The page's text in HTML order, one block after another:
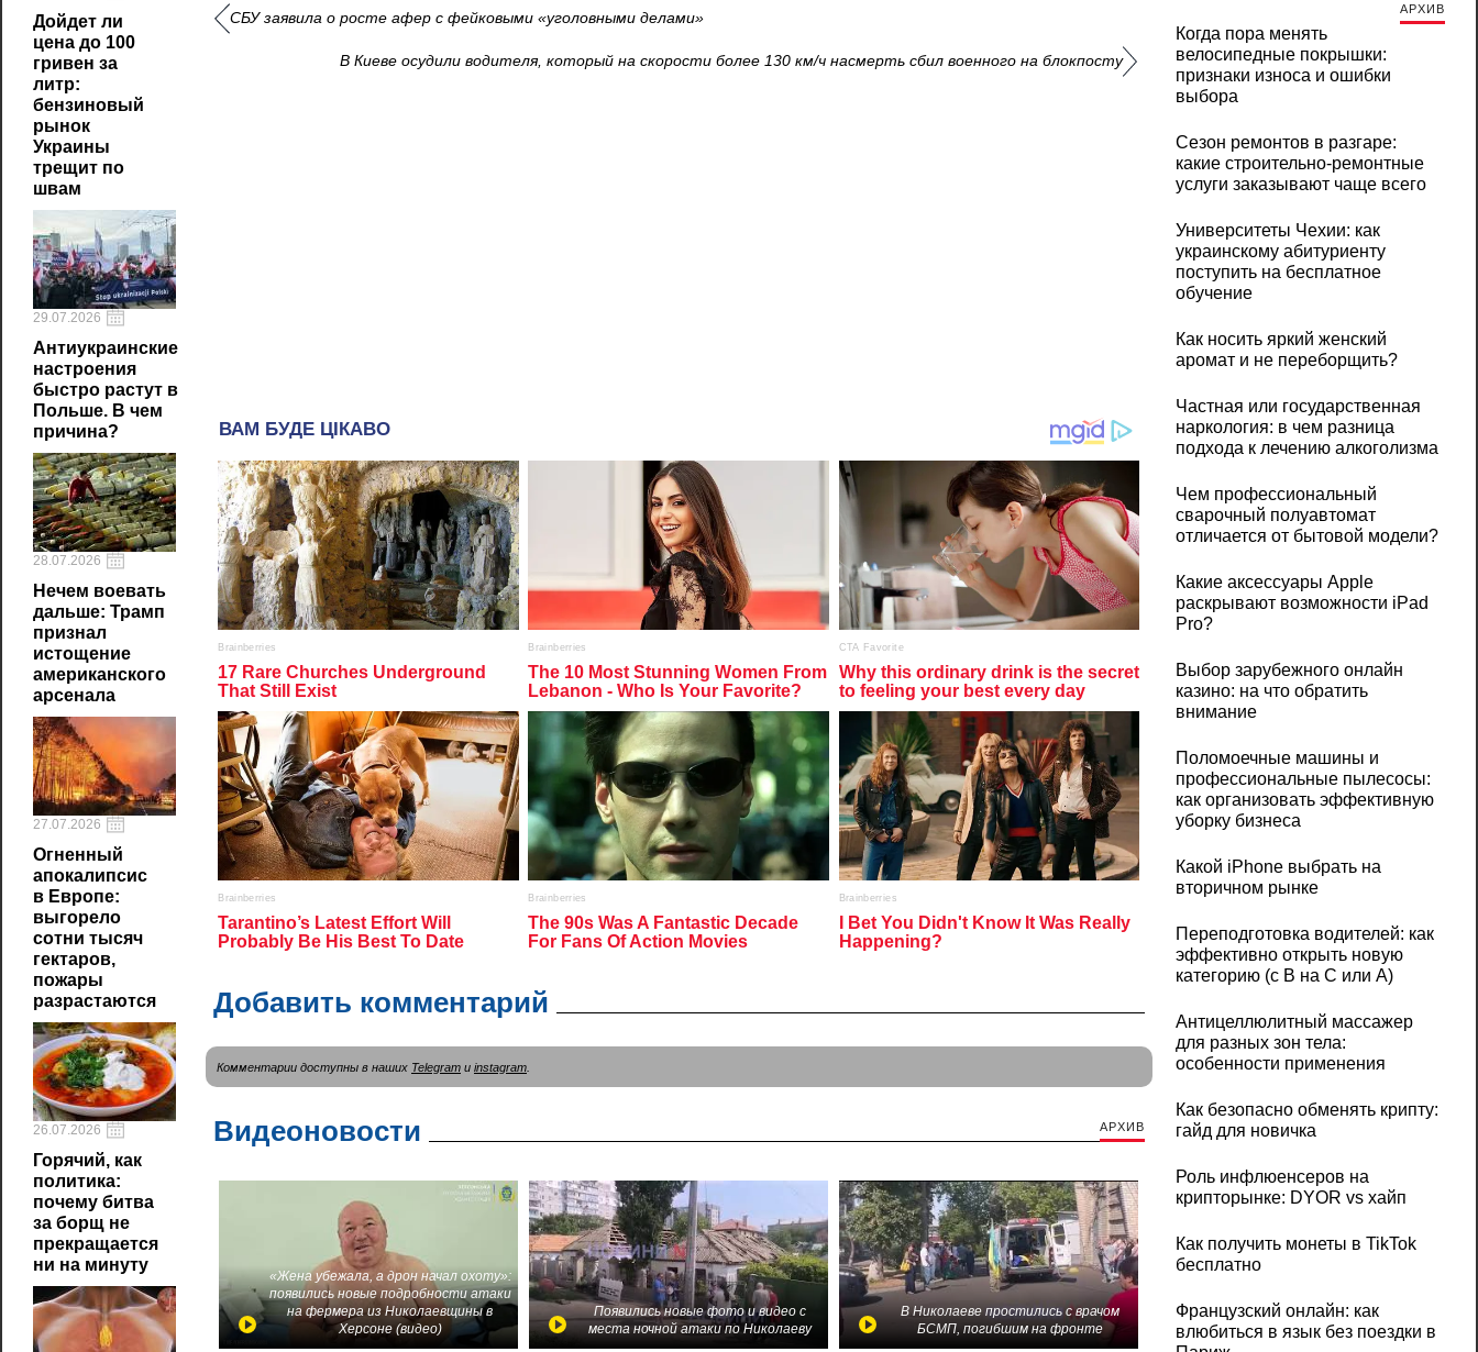
Дойдет ли
цена до 100
гривен за
литр:
бензиновый
рынок
Украины
трещит по
швам
29.07.2026
Антиукраинские
настроения
быстро растут в
Польше. В чем
причина?
28.07.2026
Нечем воевать
дальше: Трамп
признал
истощение
американского
арсенала
27.07.2026
Огненный
апокалипсис
в Европе:
выгорело
сотни тысяч
гектаров,
пожары
разрастаются
26.07.2026
Горячий, как
политика:
почему битва
за борщ не
прекращается
ни на минуту
СБУ заявила о росте афер с фейковыми «уголовными делами»
В Киеве осудили водителя, который на скорости более 130 км/ч насмерть сбил военного на блокпосту
Добавить комментарий
Комментарии доступны в наших Telegram и instagram.
Видеоновости АРХИВ
«Жена убежала, а дрон начал охоту»:
появились новые подробности атаки
на фермера из Николаевщины в
Херсоне (видео)
Появились новые фото и видео с
места ночной атаки по Николаеву
В Николаеве простились с врачом
БСМП, погибшим на фронте
АРХИВ
Когда пора менять
велосипедные покрышки:
признаки износа и ошибки
выбора
Сезон ремонтов в разгаре:
какие строительно-ремонтные
услуги заказывают чаще всего
Университеты Чехии: как
украинскому абитуриенту
поступить на бесплатное
обучение
Как носить яркий женский
аромат и не переборщить?
Частная или государственная
наркология: в чем разница
подхода к лечению алкоголизма
Чем профессиональный
сварочный полуавтомат
отличается от бытовой модели?
Какие аксессуары Apple
раскрывают возможности iPad
Pro?
Выбор зарубежного онлайн
казино: на что обратить
внимание
Поломоечные машины и
профессиональные пылесосы:
как организовать эффективную
уборку бизнеса
Какой iPhone выбрать на
вторичном рынке
Переподготовка водителей: как
эффективно открыть новую
категорию (с B на C или А)
Антицеллюлитный массажер
для разных зон тела:
особенности применения
Как безопасно обменять крипту:
гайд для новичка
Роль инфлюенсеров на
крипторынке: DYOR vs хайп
Как получить монеты в TikTok
бесплатно
Французский онлайн: как
влюбиться в язык без поездки в